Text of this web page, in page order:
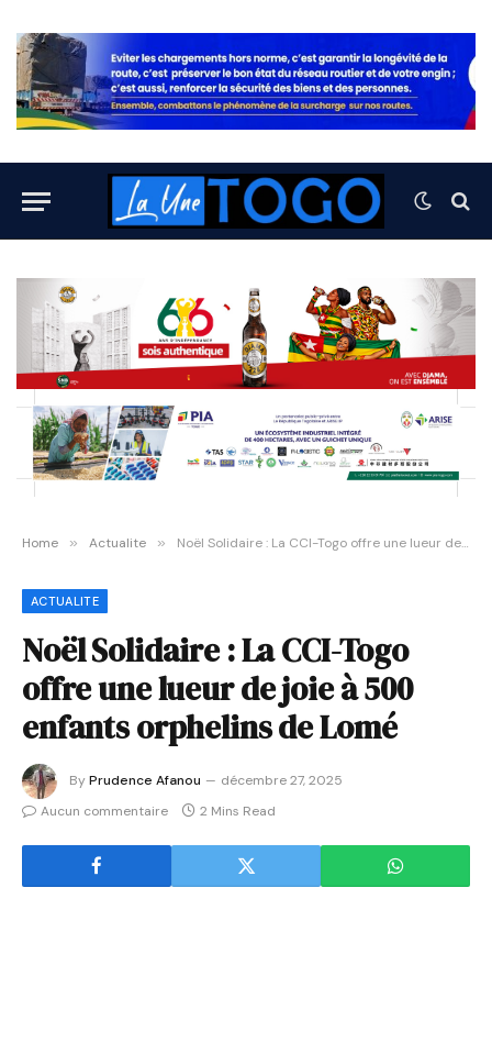
Home » Actualite » Noël Solidaire : La CCI-Togo offre une lueur de joie à 500 enfants orphelins de Lomé
ACTUALITE
Noël Solidaire : La CCI-Togo
offre une lueur de joie à 500
enfants orphelins de Lomé
ByPrudence Afanou
décembre 27, 2025
Aucun commentaire
2 Mins Read